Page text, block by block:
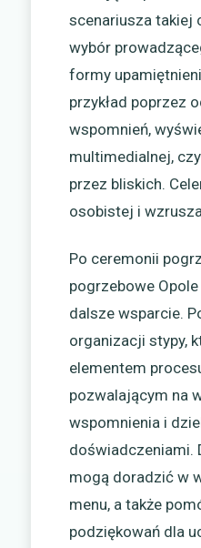
scenariusza takiej
wybór
formy
przykład poprzez
wspomnień,
multimedialnej, czy
przez bliskich.
osobistej i
Po ceremonii
pogrzebowe
dalsze wsparcie.
organizacji stypy,
elementem
pozwalającym na
wspomnienia i
doświadczeniami.
mogą doradzić w
menu, a także
podziękowań dla